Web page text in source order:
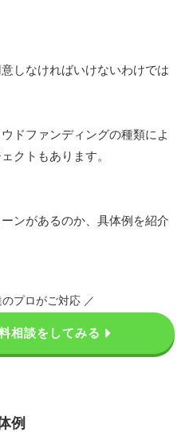
しなければいけないわけでは
ドファンディングの種類によ
クトもあります。
ンがあるのか、具体例を紹介
プロがご対応 ／
相談をしてみる
例